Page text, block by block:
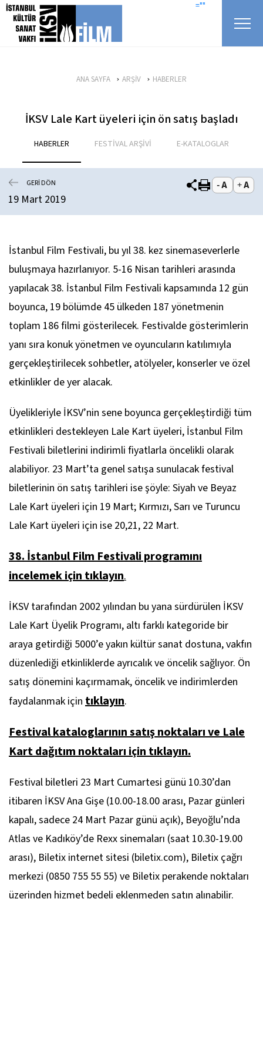
icerigi atla =""
ANA SAYFA ARŞİV HABERLER
İKSV Lale Kart üyeleri için ön satış başladı
HABERLER FESTİVAL ARŞİVİ E-KATALOGLAR
GERİ DÖN
19 Mart 2019
İstanbul Film Festivali, bu yıl 38. kez sinemaseverlerle
buluşmaya hazırlanıyor. 5-16 Nisan tarihleri arasında
yapılacak 38. İstanbul Film Festivali kapsamında 12 gün
boyunca, 19 bölümde 45 ülkeden 187 yönetmenin
toplam 186 filmi gösterilecek. Festivalde gösterimlerin
yanı sıra konuk yönetmen ve oyuncuların katılımıyla
gerçekleştirilecek sohbetler, atölyeler, konserler ve özel
etkinlikler de yer alacak.
Üyelikleriyle İKSV’nin sene boyunca gerçekleştirdiği tüm
etkinlikleri destekleyen Lale Kart üyeleri, İstanbul Film
Festivali biletlerini indirimli fiyatlarla öncelikli olarak
alabiliyor. 23 Mart’ta genel satışa sunulacak festival
biletlerinin ön satış tarihleri ise şöyle: Siyah ve Beyaz
Lale Kart üyeleri için 19 Mart; Kırmızı, Sarı ve Turuncu
Lale Kart üyeleri için ise 20,21, 22 Mart.
38. İstanbul Film Festivali programını
incelemek için tıklayın.
İKSV tarafından 2002 yılından bu yana sürdürülen İKSV
Lale Kart Üyelik Programı, altı farklı kategoride bir
araya getirdiği 5000’e yakın kültür sanat dostuna, vakfın
düzenlediği etkinliklerde ayrıcalık ve öncelik sağlıyor. Ön
satış dönemini kaçırmamak, öncelik ve indirimlerden
faydalanmak için tıklayın.
Festival kataloglarının satış noktaları ve Lale
Kart dağıtım noktaları için tıklayın.
Festival biletleri 23 Mart Cumartesi günü 10.30’dan
itibaren İKSV Ana Gişe (10.00-18.00 arası, Pazar günleri
kapalı, sadece 24 Mart Pazar günü açık), Beyoğlu’nda
Atlas ve Kadıköy’de Rexx sinemaları (saat 10.30-19.00
arası), Biletix internet sitesi (biletix.com), Biletix çağrı
merkezi (0850 755 55 55) ve Biletix perakende noktaları
üzerinden hizmet bedeli eklenmeden satın alınabilir.